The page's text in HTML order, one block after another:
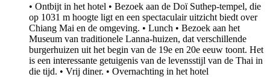
• Ontbijt in het hotel • Bezoek aan de Doï Suthep-tempel, die
op 1031 m hoogte ligt en een spectaculair uitzicht biedt over
Chiang Mai en de omgeving. • Lunch • Bezoek aan het
Museum van traditionele Lanna-huizen, dat verschillende
burgerhuizen uit het begin van de 19e en 20e eeuw toont. Het
is een interessante getuigenis van de levensstijl van de Thai in
die tijd. • Vrij diner. • Overnachting in het hotel